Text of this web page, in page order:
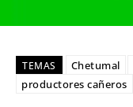
TEMAS Chetumal
productores cañeros